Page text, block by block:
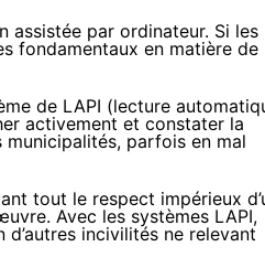
assistée par ordinateur. Si les
fondamentaux en matière de
de LAPI (lecture
activement et constater la
parfois en mal
tout le respect impérieux
Avec les systèmes LAPI,
incivilités ne relevant